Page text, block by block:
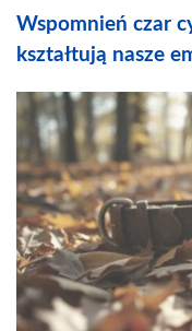
Wspomnień czar
kształtują nasze